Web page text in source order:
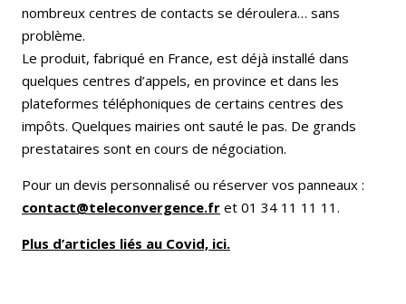
nombreux centres de contacts se déroulera… sans
problème.
Le produit, fabriqué en France, est déjà installé dans
quelques centres d’appels, en province et dans les
plateformes téléphoniques de certains centres des
impôts. Quelques mairies ont sauté le pas. De grands
prestataires sont en cours de négociation.
Pour un devis personnalisé ou réserver vos panneaux :
contact@teleconvergence.fr et 01 34 11 11 11.
Plus d’articles liés au Covid, ici.